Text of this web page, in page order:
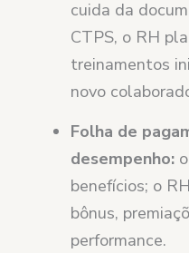
cuida da
CTPS, o RH
treinamentos
novo
Folha de
desempenho:
benefícios; o
bônus,
performance.